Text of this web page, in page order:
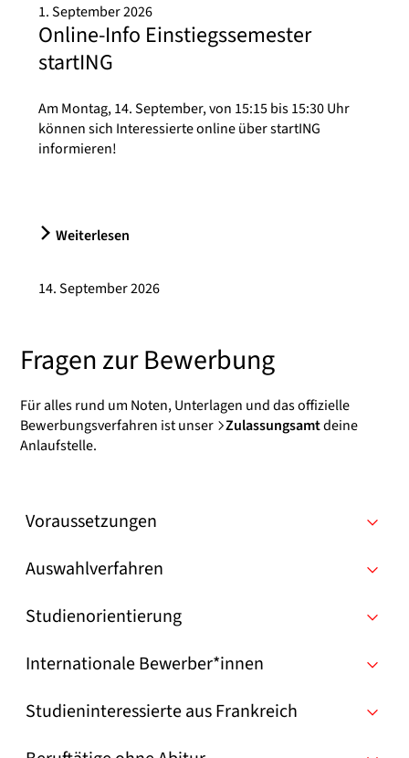
1. September 2026
Online-Info Einstiegssemester
startING
Am Montag, 14. September, von 15:15 bis 15:30 Uhr
können sich Interessierte online über startING
informieren!
Weiterlesen
14. September 2026
Fragen zur Bewerbung
Für alles rund um Noten, Unterlagen und das offizielle
Bewerbungsverfahren ist unser Zulassungsamtdeine
Anlaufstelle.
Voraussetzungen
Auswahlverfahren
Studienorientierung
Internationale Bewerber*innen
Studieninteressierte aus Frankreich